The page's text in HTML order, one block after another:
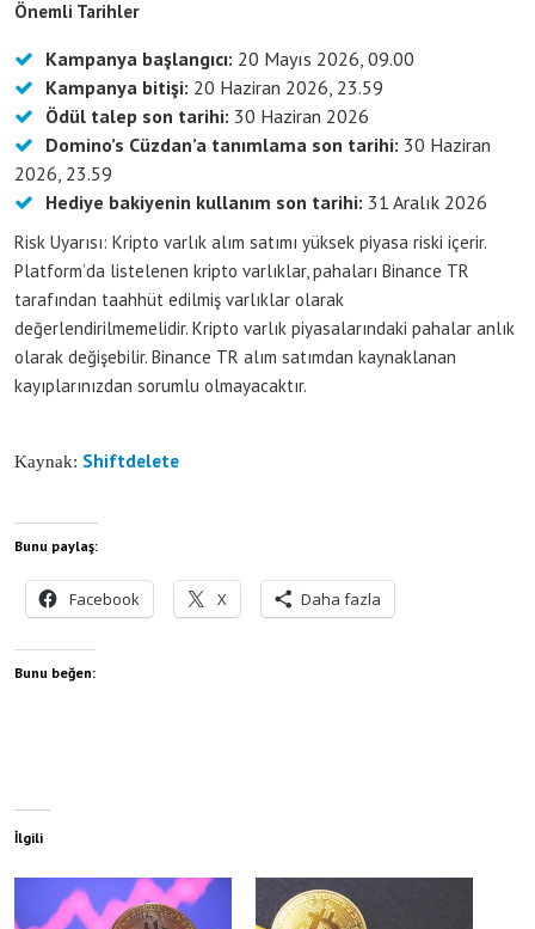
Önemli Tarihler
Kampanya başlangıcı: 20 Mayıs 2026, 09.00
Kampanya bitişi: 20 Haziran 2026, 23.59
Ödül talep son tarihi: 30 Haziran 2026
Domino’s Cüzdan’a tanımlama son tarihi: 30 Haziran
2026, 23.59
Hediye bakiyenin kullanım son tarihi: 31 Aralık 2026
Risk Uyarısı: Kripto varlık alım satımı yüksek piyasa riski içerir.
Platform’da listelenen kripto varlıklar, pahaları Binance TR
tarafından taahhüt edilmiş varlıklar olarak
değerlendirilmemelidir. Kripto varlık piyasalarındaki pahalar anlık
olarak değişebilir. Binance TR alım satımdan kaynaklanan
kayıplarınızdan sorumlu olmayacaktır.
Kaynak: Shiftdelete
Bunu paylaş:
Facebook X Daha fazla
Bunu beğen:
İlgili